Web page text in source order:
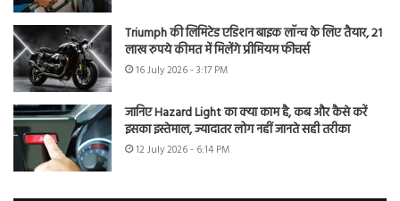
Triumph की लिमिटेड एडिशन बाइक लॉन्च के लिए तैयार, 21
लाख रुपये कीमत में मिलेंगे प्रीमियम फीचर्स
16 July 2026 - 3:17 PM
जानिए Hazard Light का क्या काम है, कब और कैसे करें
इसका इस्तेमाल, ज्यादातर लोग नहीं जानते सही तरीका
12 July 2026 - 6:14 PM